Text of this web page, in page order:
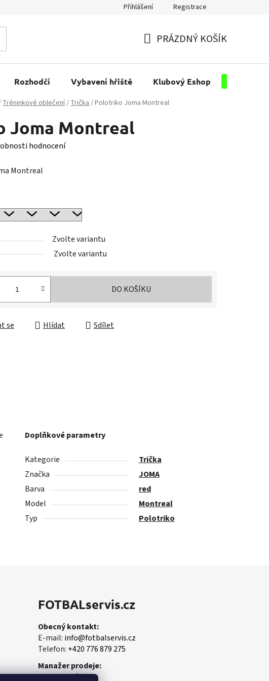
Přihlášení Registrace
KOŠÍK
PRÁZDNÝ KOŠÍK
Rozhodčí Vybavení hřiště Klubový Eshop
Tréninkové oblečení/Trička/Polotriko Joma Montreal
Joma Montreal
hodnocení
Montreal
Zvolte variantu
Zvolte variantu
DO KOŠÍKU
se Hlídat Sdílet
Doplňkové parametry
Kategorie
Trička
Značka
JOMA
Barva
red
Model
Montreal
Typ
Polotriko
FOTBALservis.cz
Obecný kontakt:
E-mail: info@fotbalservis.cz
Telefon: +420 776 879 275
Manažer prodeje:
Martin Vališ